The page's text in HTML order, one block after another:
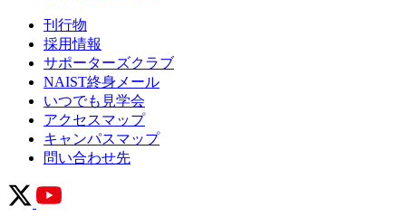
刊行物
採用情報
サポーターズクラブ
NAIST終身メール
いつでも見学会
アクセスマップ
キャンパスマップ
問い合わせ先